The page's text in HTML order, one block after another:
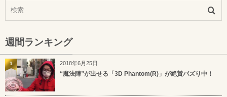
週間ランキング
2018年6月25日
“魔法陣”が出せる「3D Phantom(R)」が絶賛バズり中！
1